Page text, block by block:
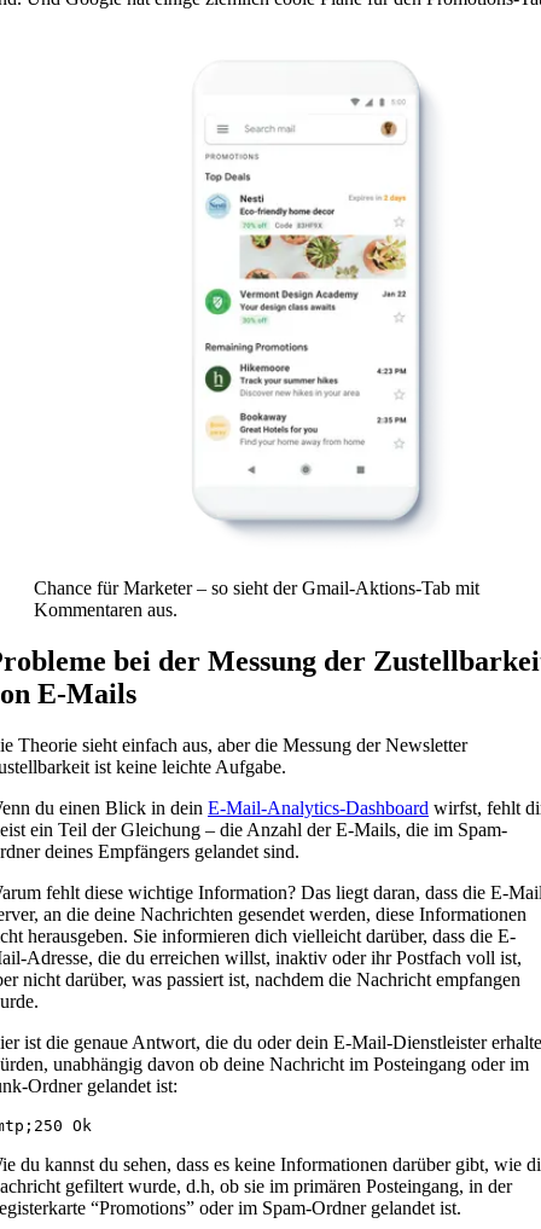
Chance für Marketer – so sieht der Gmail-Aktions-Tab mit
Kommentaren aus.
bei der Messung der
E-Mails
Theorie sieht einfach aus, aber die Messung der Newsletter
ist keine leichte Aufgabe.
du einen Blick in dein E-Mail-Analytics-Dashboard wirfst, fehlt
ein Teil der Gleichung – die Anzahl der E-Mails, die im Spam-
deines Empfängers gelandet sind.
fehlt diese wichtige Information? Das liegt daran, dass die E-
an die deine Nachrichten gesendet werden, diese Informationen
herausgeben. Sie informieren dich vielleicht darüber, dass die E-
Adresse, die du erreichen willst, inaktiv oder ihr Postfach voll ist,
nicht darüber, was passiert ist, nachdem die Nachricht empfangen
ist die genaue Antwort, die du oder dein E-Mail-Dienstleister
unabhängig davon ob deine Nachricht im Posteingang oder im
Ordner gelandet ist:
Ok
du kannst du sehen, dass es keine Informationen darüber gibt, wie
gefiltert wurde, d.h, ob sie im primären Posteingang, in der
“Promotions” oder im Spam-Ordner gelandet ist.